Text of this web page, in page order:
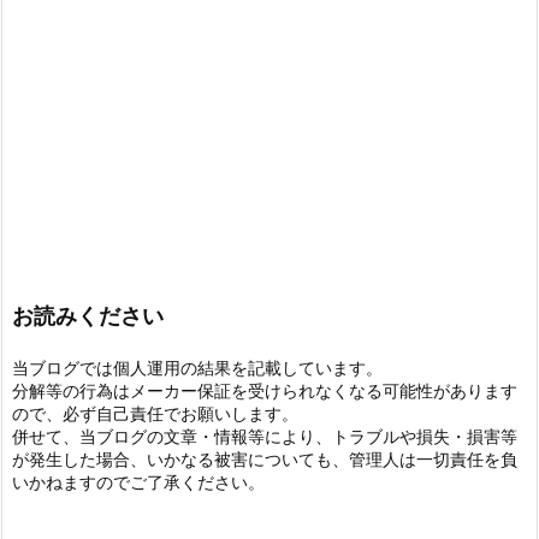
お読みください
当ブログでは個人運用の結果を記載しています。
分解等の行為はメーカー保証を受けられなくなる可能性があります
ので、必ず自己責任でお願いします。
併せて、当ブログの文章・情報等により、トラブルや損失・損害等
が発生した場合、いかなる被害についても、管理人は一切責任を負
いかねますのでご了承ください。